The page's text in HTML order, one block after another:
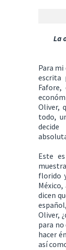
La
Para
escrita
Oliver,
todo,
Este
florido
dicen
Oliver,
para no
hacer
así